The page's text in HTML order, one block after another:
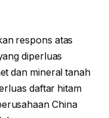
respons atas
diperluas
dan mineral tanah
daftar hitam
China